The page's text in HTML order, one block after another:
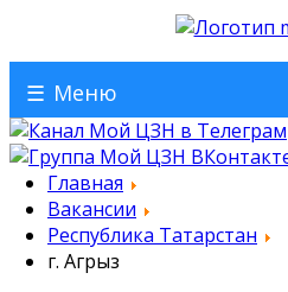
☰ Меню
Главная
Вакансии
Республика Татарстан
г. Агрыз